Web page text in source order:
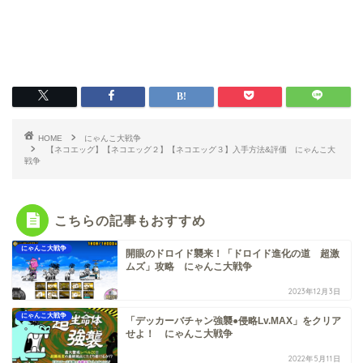
HOME
にゃんこ大戦争
【ネコエッグ】【ネコエッグ２】【ネコエッグ３】入手方法&評価 にゃんこ大
戦争
こちらの記事もおすすめ
にゃんこ大戦争
開眼のドロイド襲来！「ドロイド進化の道 超激
ムズ」攻略 にゃんこ大戦争
2023年12月3日
にゃんこ大戦争
「デッカーバチャン強襲●侵略Lv.MAX」をクリア
せよ！ にゃんこ大戦争
2022年5月11日